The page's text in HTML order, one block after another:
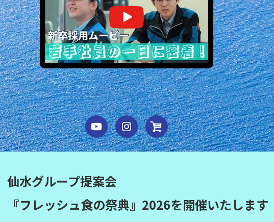
仙水グループ提案会
『フレッシュ食の祭典』2026を開催いたします